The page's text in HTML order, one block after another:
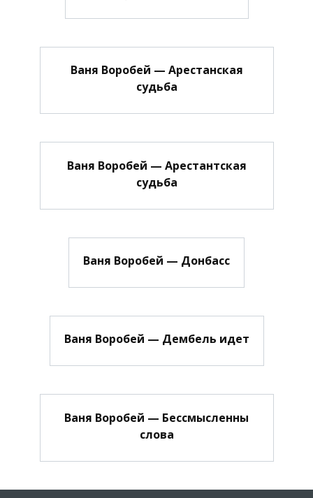
Ваня Воробей — Арестанская
судьба
Ваня Воробей — Арестантская
судьба
Ваня Воробей — Донбасс
Ваня Воробей — Дембель идет
Ваня Воробей — Бессмысленны
слова